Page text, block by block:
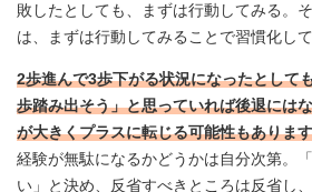
敗したとしても、まずは行動してみる。
は、まずは行動してみることで習慣化し
2歩進んで3歩下がる状況になったとして
歩踏み出そう」と思っていれば後退には
が大きくプラスに転じる可能性もあります
経験が無駄になるかどうかは自分次第。
い」と決め、反省すべきところは反省し